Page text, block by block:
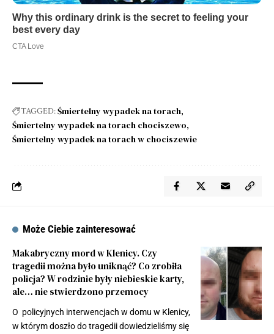
TAGGED:Śmiertelny wypadek na torach
Śmiertelny wypadek na torach chociszewo
Śmiertelny wypadek na torach w chociszewie
Może Ciebie zainteresować
Makabryczny mord w Klenicy. Czy
tragedii można było uniknąć? Co zrobiła
policja? W rodzinie były niebieskie karty,
ale… nie stwierdzono przemocy
O policyjnych interwencjach w domu w Klenicy,
w którym doszło do tragedii dowiedzieliśmy się